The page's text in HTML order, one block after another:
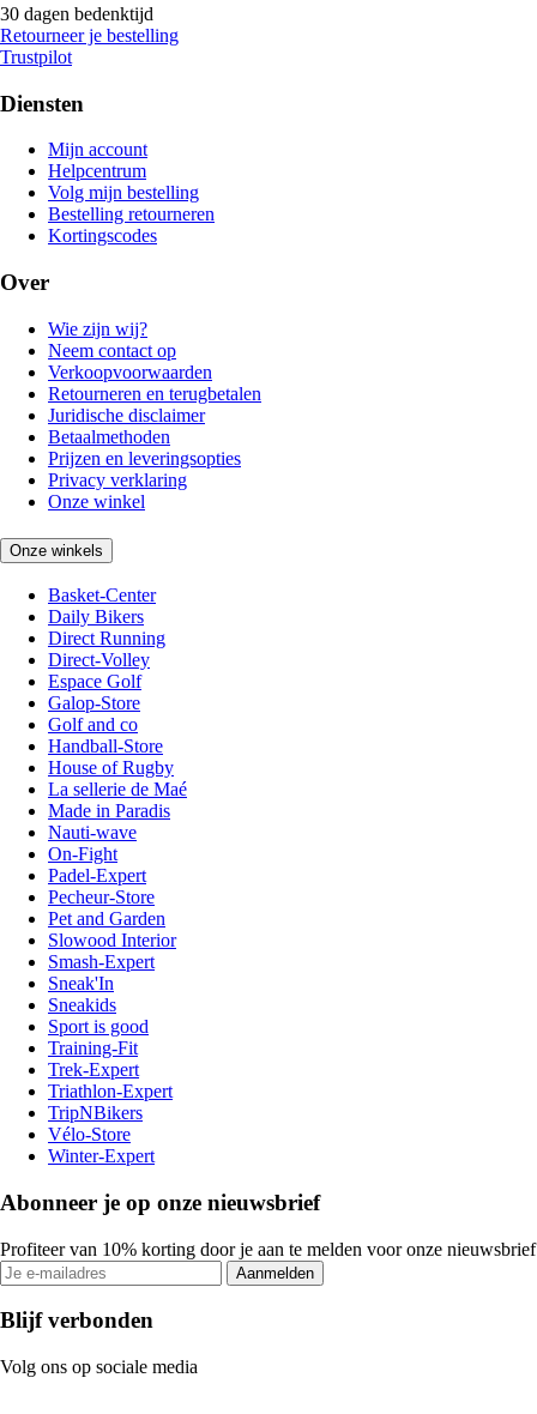
30 dagen bedenktijd
Retourneer je bestelling
Trustpilot
Diensten
Mijn account
Helpcentrum
Volg mijn bestelling
Bestelling retourneren
Kortingscodes
Over
Wie zijn wij?
Neem contact op
Verkoopvoorwaarden
Retourneren en terugbetalen
Juridische disclaimer
Betaalmethoden
Prijzen en leveringsopties
Privacy verklaring
Onze winkel
Onze winkels
Basket-Center
Daily Bikers
Direct Running
Direct-Volley
Espace Golf
Galop-Store
Golf and co
Handball-Store
House of Rugby
La sellerie de Maé
Made in Paradis
Nauti-wave
On-Fight
Padel-Expert
Pecheur-Store
Pet and Garden
Slowood Interior
Smash-Expert
Sneak'In
Sneakids
Sport is good
Training-Fit
Trek-Expert
Triathlon-Expert
TripNBikers
Vélo-Store
Winter-Expert
Abonneer je op onze nieuwsbrief
Profiteer van 10% korting door je aan te melden voor onze nieuwsbrief
Aanmelden
Blijf verbonden
Volg ons op sociale media